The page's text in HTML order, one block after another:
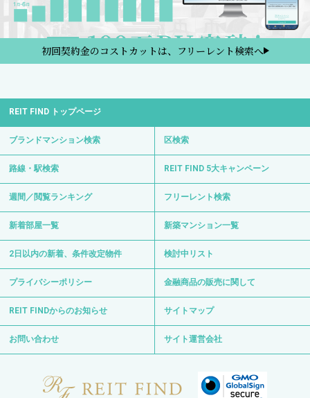
初回契約金のコストカットは、フリーレント検索へ
REIT FIND トップページ
ブランドマンション検索 区検索
路線・駅検索 REIT FIND 5大キャンペーン
週間／閲覧ランキング フリーレント検索
新着部屋一覧 新築マンション一覧
2日以内の新着、条件改定物件 検討中リスト
プライバシーポリシー 金融商品の販売に関して
REIT FINDからのお知らせ サイトマップ
お問い合わせ サイト運営会社